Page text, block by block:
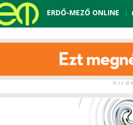
ERDŐ-MEZŐ ONLINE
h i r d